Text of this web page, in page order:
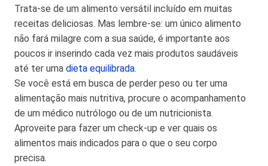
Trata-se de um alimento versátil incluído em muitas
receitas deliciosas. Mas lembre-se: um único alimento
não fará milagre com a sua saúde, é importante aos
poucos ir inserindo cada vez mais produtos saudáveis
até ter uma dieta equilibrada.
Se você está em busca de perder peso ou ter uma
alimentação mais nutritiva, procure o acompanhamento
de um médico nutrólogo ou de um nutricionista.
Aproveite para fazer um check-up e ver quais os
alimentos mais indicados para o que o seu corpo
precisa.